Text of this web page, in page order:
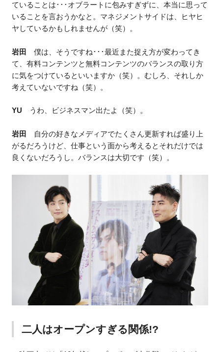
ていることは･･･オブラートに包みすぎずに、本当に思って
いることを言おうかなと。マネジメントサイドは、ヒヤヒ
ヤしているかもしれませんが（笑）。
岩田
僕は、そうですね･･･最近また捉え方が変わってき
て、有料コンテンツと無料コンテンツのバランスの取り方
に気をつけているといいますか（笑）。むしろ、それしか
考えていないですね（笑）。
YU うわ、ビジネスマン出たよ（笑）。
岩田
自分の好きなメディアでたくさん更新すれば盛り上
がるだろうけど、仕事という面から考えるとそれだけでは
良くないだろうし。バランスは大切です（笑）。
二人はオープンすぎる関係!?